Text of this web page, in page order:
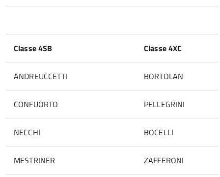
Classe 4SB Classe 4XC
ANDREUCCETTI BORTOLAN
CONFUORTO PELLEGRINI
NECCHI BOCELLI
MESTRINER ZAFFERONI